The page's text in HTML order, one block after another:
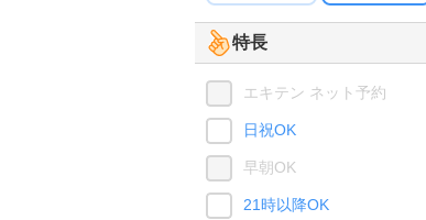
特長
エキテン ネット予約
日祝OK
早朝OK
21時以降OK